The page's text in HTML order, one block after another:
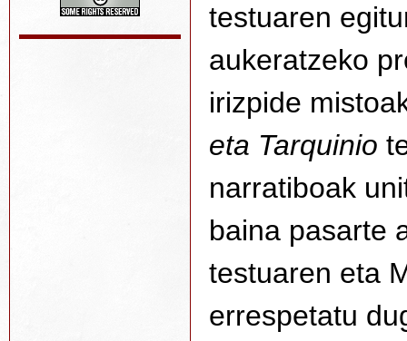
testuaren
aukeratzeko
irizpide
eta Tarquinio
narratiboak
baina pasarte
testuaren eta
errespetatu